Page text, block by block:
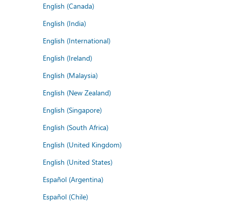
English (Canada)
English (India)
English (International)
English (Ireland)
English (Malaysia)
English (New Zealand)
English (Singapore)
English (South Africa)
English (United Kingdom)
English (United States)
Español (Argentina)
Español (Chile)